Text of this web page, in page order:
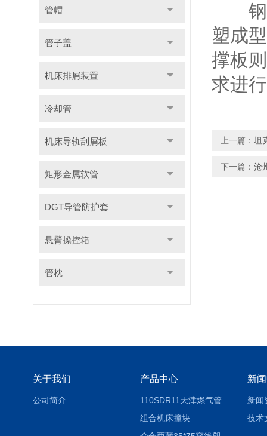
管帽
管子盖
机床排屑装置
冷却管
机床导轨刮屑板
矩形金属软管
DGT导管防护套
悬臂操控箱
管枕
钢制
塑成
撑板
求进
上一篇： 坦
下一篇： 沧
关于我们
公司简介
产品中心
组合机床撞块
新
新闻
技术